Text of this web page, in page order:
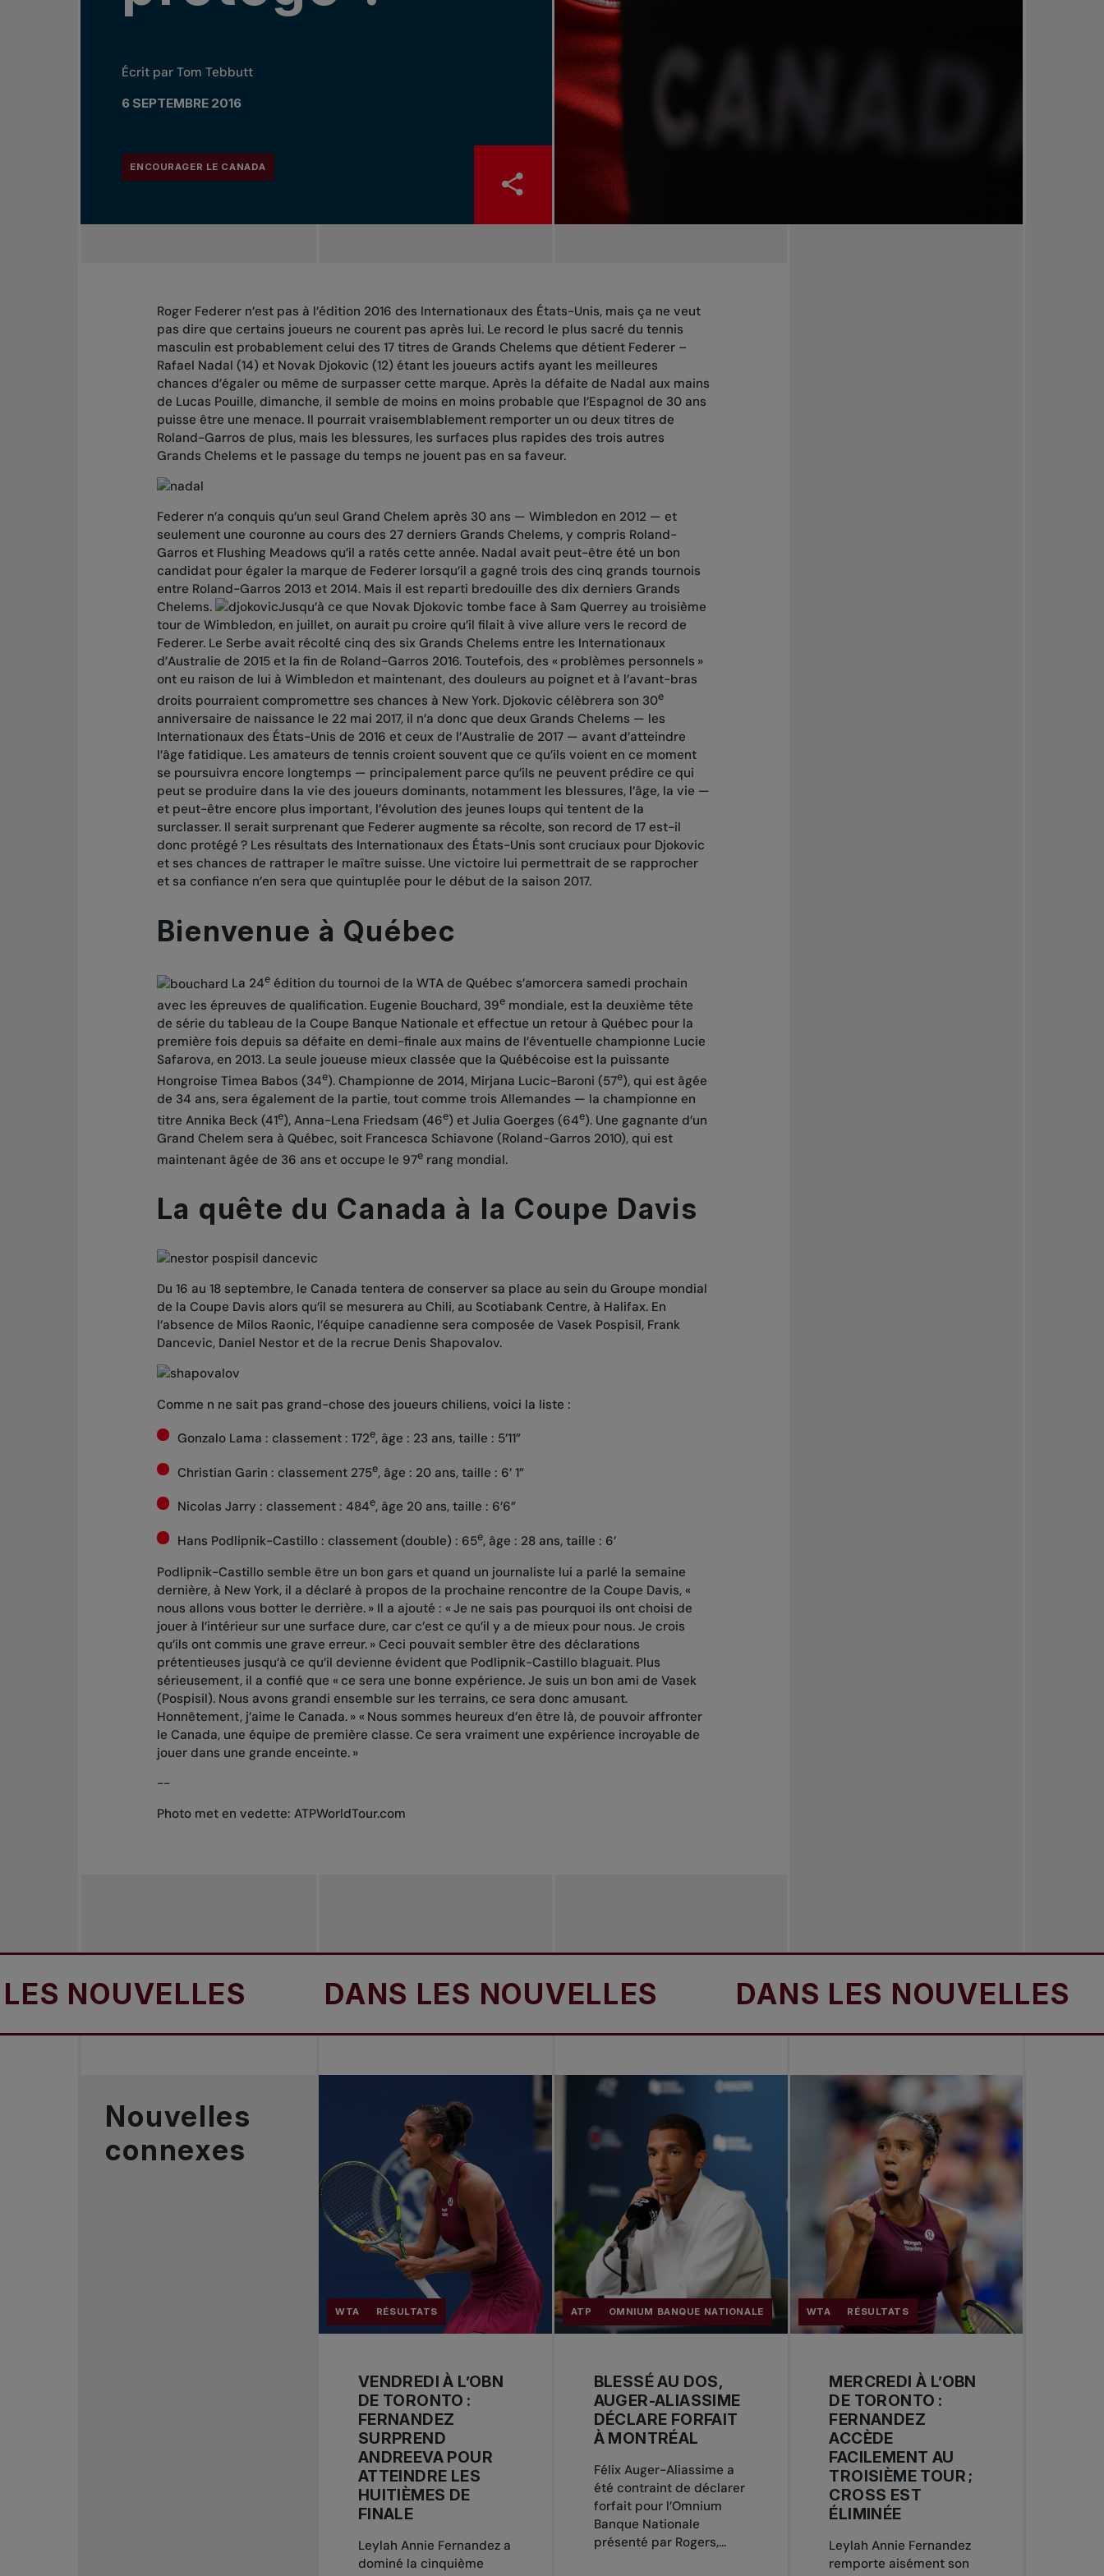
Écrit par Tom Tebbutt
6 SEPTEMBRE 2016
ENCOURAGER LE CANADA
Roger Federer n’est pas à l’édition 2016 des Internationaux des États-Unis, mais ça ne veut
pas dire que certains joueurs ne courent pas après lui. Le record le plus sacré du tennis
masculin est probablement celui des 17 titres de Grands Chelems que détient Federer –
Rafael Nadal (14) et Novak Djokovic (12) étant les joueurs actifs ayant les meilleures
chances d’égaler ou même de surpasser cette marque. Après la défaite de Nadal aux mains
de Lucas Pouille, dimanche, il semble de moins en moins probable que l’Espagnol de 30 ans
puisse être une menace. Il pourrait vraisemblablement remporter un ou deux titres de
Roland-Garros de plus, mais les blessures, les surfaces plus rapides des trois autres
Grands Chelems et le passage du temps ne jouent pas en sa faveur.
Federer n’a conquis qu’un seul Grand Chelem après 30 ans — Wimbledon en 2012 — et
seulement une couronne au cours des 27 derniers Grands Chelems, y compris Roland-
Garros et Flushing Meadows qu’il a ratés cette année. Nadal avait peut-être été un bon
candidat pour égaler la marque de Federer lorsqu’il a gagné trois des cinq grands tournois
entre Roland-Garros 2013 et 2014. Mais il est reparti bredouille des dix derniers Grands
Chelems.
Jusqu’à ce que Novak Djokovic tombe face à Sam Querrey au troisième
tour de Wimbledon, en juillet, on aurait pu croire qu’il filait à vive allure vers le record de
Federer. Le Serbe avait récolté cinq des six Grands Chelems entre les Internationaux
d’Australie de 2015 et la fin de Roland-Garros 2016. Toutefois, des « problèmes personnels »
ont eu raison de lui à Wimbledon et maintenant, des douleurs au poignet et à l’avant-bras
droits pourraient compromettre ses chances à New York. Djokovic célèbrera son 30e
anniversaire de naissance le 22 mai 2017, il n’a donc que deux Grands Chelems — les
Internationaux des États-Unis de 2016 et ceux de l’Australie de 2017 — avant d’atteindre
l’âge fatidique. Les amateurs de tennis croient souvent que ce qu’ils voient en ce moment
se poursuivra encore longtemps — principalement parce qu’ils ne peuvent prédire ce qui
peut se produire dans la vie des joueurs dominants, notamment les blessures, l’âge, la vie —
et peut-être encore plus important, l’évolution des jeunes loups qui tentent de la
surclasser. Il serait surprenant que Federer augmente sa récolte, son record de 17 est-il
donc protégé ? Les résultats des Internationaux des États-Unis sont cruciaux pour Djokovic
et ses chances de rattraper le maître suisse. Une victoire lui permettrait de se rapprocher
et sa confiance n’en sera que quintuplée pour le début de la saison 2017.
Bienvenue à Québec
La 24eédition du tournoi de la WTA de Québec s’amorcera samedi prochain
avec les épreuves de qualification. Eugenie Bouchard, 39emondiale, est la deuxième tête
de série du tableau de la Coupe Banque Nationale et effectue un retour à Québec pour la
première fois depuis sa défaite en demi-finale aux mains de l’éventuelle championne Lucie
Safarova, en 2013. La seule joueuse mieux classée que la Québécoise est la puissante
Hongroise Timea Babos (34e). Championne de 2014, Mirjana Lucic-Baroni (57e), qui est âgée
de 34 ans, sera également de la partie, tout comme trois Allemandes — la championne en
titre Annika Beck (41e), Anna-Lena Friedsam (46e) et Julia Goerges (64e). Une gagnante d’un
Grand Chelem sera à Québec, soit Francesca Schiavone (Roland-Garros 2010), qui est
maintenant âgée de 36 ans et occupe le 97erang mondial.
La quête du Canada à la Coupe Davis
Du 16 au 18 septembre, le Canada tentera de conserver sa place au sein du Groupe mondial
de la Coupe Davis alors qu’il se mesurera au Chili, au Scotiabank Centre, à Halifax. En
l’absence de Milos Raonic, l’équipe canadienne sera composée de Vasek Pospisil, Frank
Dancevic, Daniel Nestor et de la recrue Denis Shapovalov.
Comme n ne sait pas grand-chose des joueurs chiliens, voici la liste :
Gonzalo Lama : classement : 172e, âge : 23 ans, taille : 5’11”
Christian Garin : classement 275e, âge : 20 ans, taille : 6’ 1”
Nicolas Jarry : classement : 484e, âge 20 ans, taille : 6’6”
Hans Podlipnik-Castillo : classement (double) : 65e, âge : 28 ans, taille : 6’
Podlipnik-Castillo semble être un bon gars et quand un journaliste lui a parlé la semaine
dernière, à New York, il a déclaré à propos de la prochaine rencontre de la Coupe Davis, «
nous allons vous botter le derrière. » Il a ajouté : « Je ne sais pas pourquoi ils ont choisi de
jouer à l’intérieur sur une surface dure, car c’est ce qu’il y a de mieux pour nous. Je crois
qu’ils ont commis une grave erreur. » Ceci pouvait sembler être des déclarations
prétentieuses jusqu’à ce qu’il devienne évident que Podlipnik-Castillo blaguait. Plus
sérieusement, il a confié que « ce sera une bonne expérience. Je suis un bon ami de Vasek
(Pospisil). Nous avons grandi ensemble sur les terrains, ce sera donc amusant.
Honnêtement, j’aime le Canada. » « Nous sommes heureux d’en être là, de pouvoir affronter
le Canada, une équipe de première classe. Ce sera vraiment une expérience incroyable de
jouer dans une grande enceinte. »
--
Photo met en vedette: ATPWorldTour.com
DANS LES NOUVELLES DANS LES NOUVELLES
Nouvelles
connexes
WTA RÉSULTATS
VENDREDI À L’OBN
DE TORONTO :
FERNANDEZ
SURPREND
ANDREEVA POUR
ATTEINDRE LES
HUITIÈMES DE
FINALE
Leylah Annie Fernandez a
dominé la cinquième
ATP OMNIUM BANQUE NATIONALE
BLESSÉ AU DOS,
AUGER-ALIASSIME
DÉCLARE FORFAIT
À MONTRÉAL
Félix Auger-Aliassime a
été contraint de déclarer
forfait pour l’Omnium
Banque Nationale
présenté par Rogers,...
WTA RÉSULTATS
MERCREDI À L’OBN
DE TORONTO :
FERNANDEZ
ACCÈDE
FACILEMENT AU
TROISIÈME TOUR ;
CROSS EST
ÉLIMINÉE
Leylah Annie Fernandez
remporte aisément son